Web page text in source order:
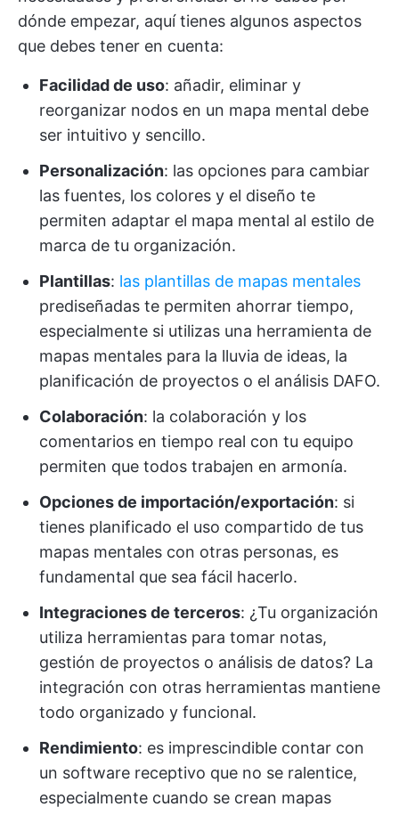
dónde empezar, aquí tienes algunos aspectos
que debes tener en cuenta:
Facilidad de uso: añadir, eliminar y
reorganizar nodos en un mapa mental debe
ser intuitivo y sencillo.
Personalización: las opciones para cambiar
las fuentes, los colores y el diseño te
permiten adaptar el mapa mental al estilo de
marca de tu organización.
Plantillas: las plantillas de mapas mentales
prediseñadas te permiten ahorrar tiempo,
especialmente si utilizas una herramienta de
mapas mentales para la lluvia de ideas, la
planificación de proyectos o el análisis DAFO.
Colaboración: la colaboración y los
comentarios en tiempo real con tu equipo
permiten que todos trabajen en armonía.
Opciones de importación/exportación: si
tienes planificado el uso compartido de tus
mapas mentales con otras personas, es
fundamental que sea fácil hacerlo.
Integraciones de terceros: ¿Tu organización
utiliza herramientas para tomar notas,
gestión de proyectos o análisis de datos? La
integración con otras herramientas mantiene
todo organizado y funcional.
Rendimiento: es imprescindible contar con
un software receptivo que no se ralentice,
especialmente cuando se crean mapas